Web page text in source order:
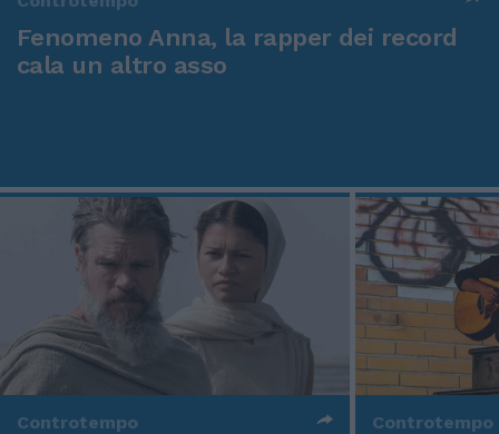
Fenomeno Anna, la rapper dei record
cala un altro asso
Controtempo Controtempo